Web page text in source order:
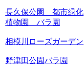
長久保公園 都市緑化
植物園 バラ園
相模川ローズガーデン
野津田公園バラ園